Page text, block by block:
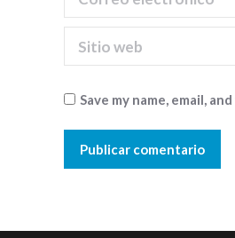
Sitio web
Save my name, email,
Publicar comentario